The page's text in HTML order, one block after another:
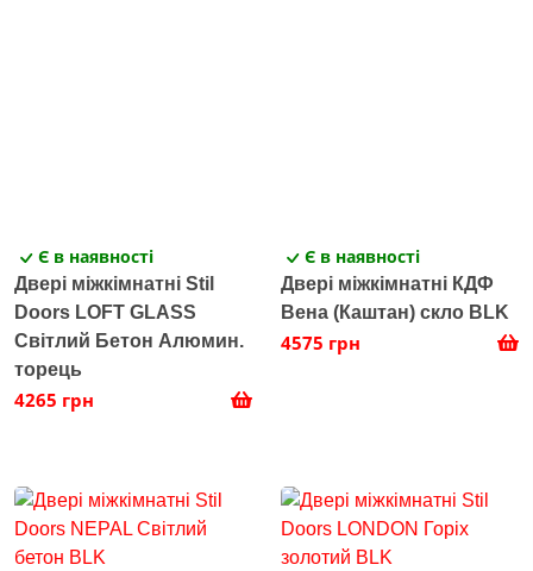
Є в наявності
Двері міжкімнатні Stil
Doors LOFT GLASS
Світлий Бетон Алюмин.
торець
4265 грн
Є в наявності
Двері міжкімнатні КДФ
Вена (Каштан) скло BLK
4575 грн